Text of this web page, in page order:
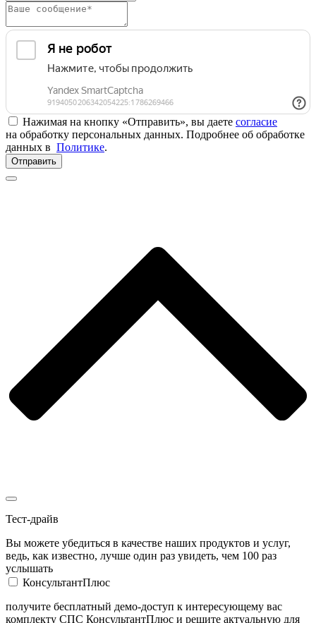
Нажимая на кнопку «Отправить», вы даете согласие
на обработку персональных данных. Подробнее об обработке
данных в Политике.
Отправить
Тест-драйв
Вы можете убедиться в качестве наших продуктов и услуг,
ведь, как известно, лучше один раз увидеть, чем 100 раз
услышать
КонсультантПлюс
получите бесплатный демо-доступ к интересующему вас
комплекту СПС КонсультантПлюс и решите актуальную для